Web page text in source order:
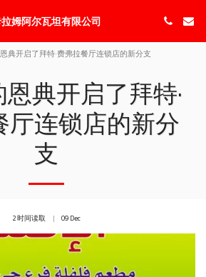
姆阿尔瓦坦有限公司
典开启了拜特·费弗拉餐厅连锁店的新分支
典开启了拜特·
连锁店的新分
支
2 时间读取 09Dec